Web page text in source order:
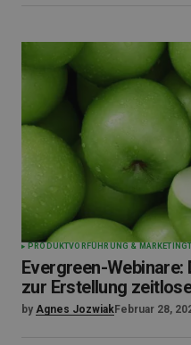
PRODUKTVORFÜHRUNG & MARKETING
Evergreen-
zur Erstellung
by Agnes JozwiakFebruar 28,